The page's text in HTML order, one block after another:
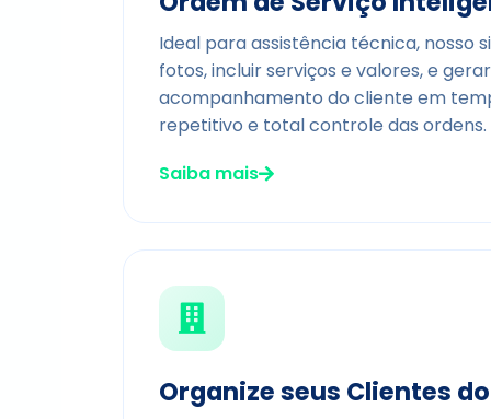
Ideal para assistência técnica, nosso
fotos, incluir serviços e valores, e
acompanhamento do cliente em
repetitivo e total controle das ordens.
Saiba mais
Organize seus Clientes